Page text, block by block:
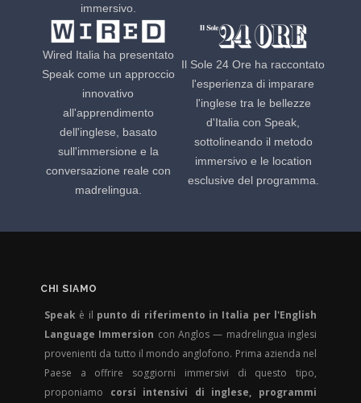
immersivo.
Wired Italia ha presentato
Speak come un approccio
innovativo
all'apprendimento
dell'inglese, basato
sull'immersione e la
conversazione reale con
madrelingua.
Il Sole 24 Ore ha raccontato
l'esperienza di imparare
l'inglese tra le bellezze
d'Italia con Speak,
sottolineando il metodo
immersivo e le location
esclusive del programma.
CHI SIAMO
Speak è il punto di riferimento in Italia per l'English
Language Immersion con Anglos — madrelingua inglesi
provenienti da tutto il mondo anglofono. Prima azienda nel
Paese a offrire soggiorni immersivi di questo tipo,
proponiamo corsi intensivi di inglese, programmi